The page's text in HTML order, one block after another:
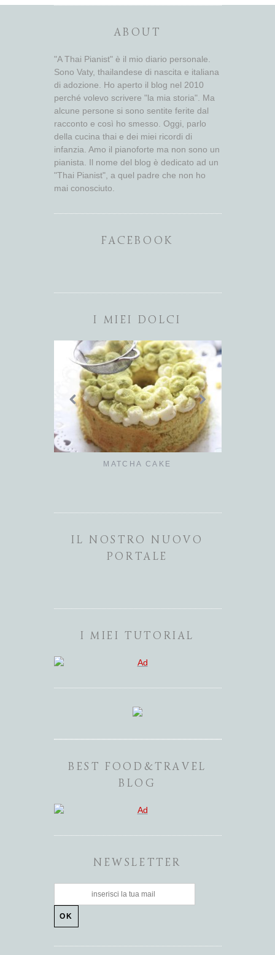
ABOUT
"A Thai Pianist" è il mio diario personale.
Sono Vaty, thailandese di nascita e italiana
di adozione. Ho aperto il blog nel 2010
perché volevo scrivere "la mia storia". Ma
alcune persone si sono sentite ferite dal
racconto e così ho smesso. Oggi, parlo
della cucina thai e dei miei ricordi di
infanzia. Amo il pianoforte ma non sono un
pianista. Il nome del blog è dedicato ad un
"Thai Pianist", a quel padre che non ho
mai conosciuto.
FACEBOOK
I MIEI DOLCI
MATCHA CAKE
IL NOSTRO NUOVO
PORTALE
I MIEI TUTORIAL
BEST FOOD&TRAVEL
BLOG
NEWSLETTER